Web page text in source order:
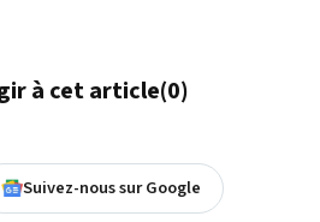
à cet article(0)
Suivez-nous sur Google